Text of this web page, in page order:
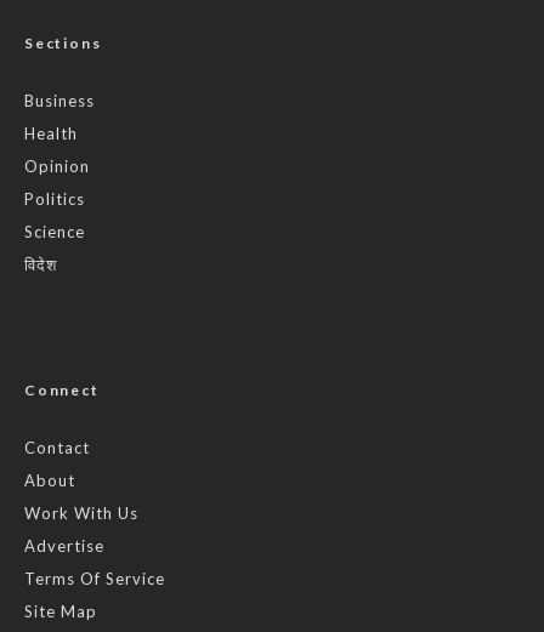
Sections
Business
Health
Opinion
Politics
Science
विदेश
Connect
Contact
About
Work With Us
Advertise
Terms Of Service
Site Map